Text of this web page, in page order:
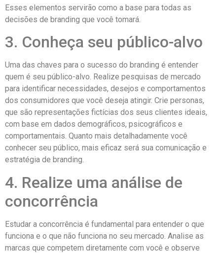
Esses elementos servirão como a base para todas as
decisões de branding que você tomará.
3. Conheça seu público-alvo
Uma das chaves para o sucesso do branding é entender
quem é seu público-alvo. Realize pesquisas de mercado
para identificar necessidades, desejos e comportamentos
dos consumidores que você deseja atingir. Crie personas,
que são representações fictícias dos seus clientes ideais,
com base em dados demográficos, psicográficos e
comportamentais. Quanto mais detalhadamente você
conhecer seu público, mais eficaz será sua comunicação e
estratégia de branding.
4. Realize uma análise de
concorrência
Estudar a concorrência é fundamental para entender o que
funciona e o que não funciona no seu mercado. Analise as
marcas que competem diretamente com você e observe